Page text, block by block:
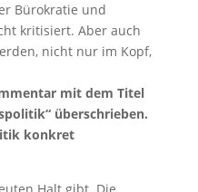
Bürokratie und
kritisiert. Aber auch
nicht nur im Kopf,
mit dem Titel
überschrieben.
konkret